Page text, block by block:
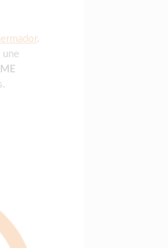
.
une